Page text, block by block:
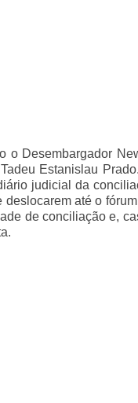
o Desembargador
Estanislau
judicial da
até o
de conciliação e,